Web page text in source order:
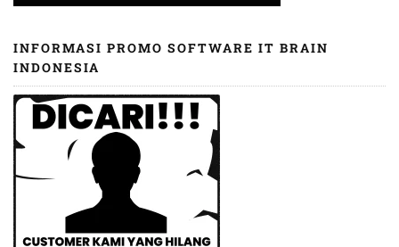
INFORMASI PROMO SOFTWARE IT BRAIN
INDONESIA